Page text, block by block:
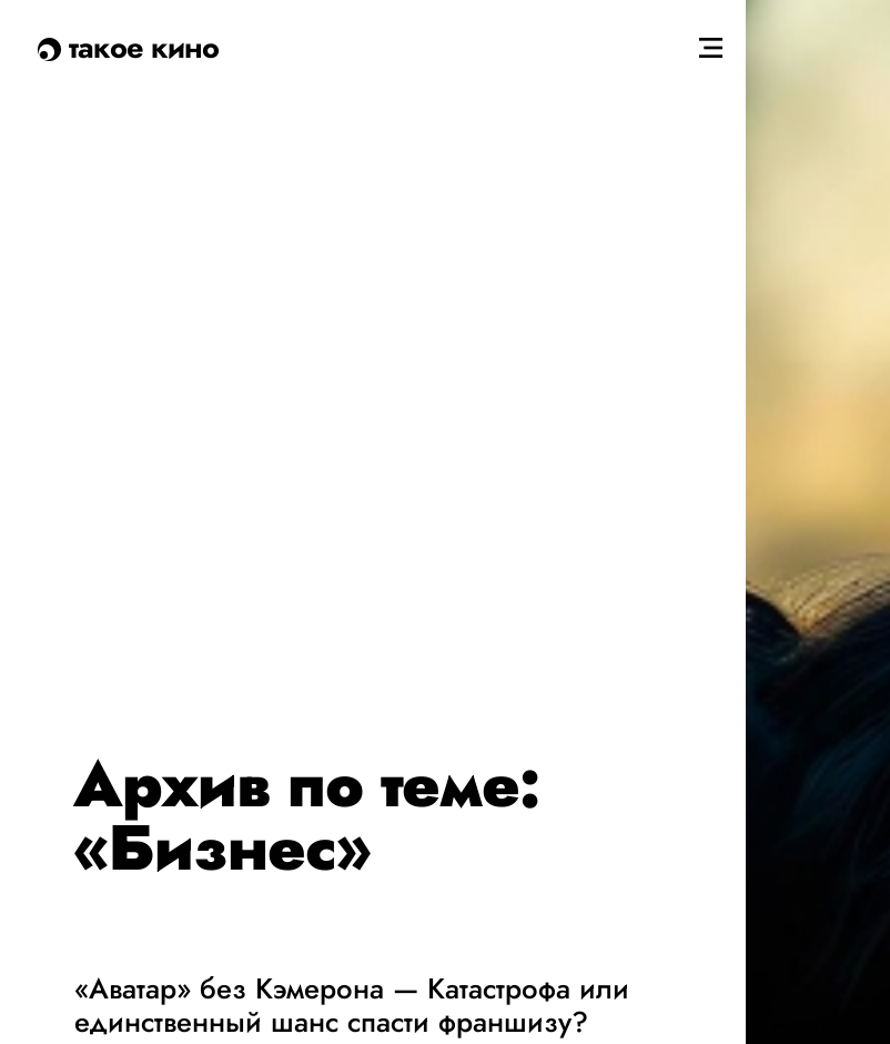
такое кино
Архив по теме:
«Бизнес»
«Аватар» без Кэмерона — Катастрофа или
единственный шанс спасти франшизу?